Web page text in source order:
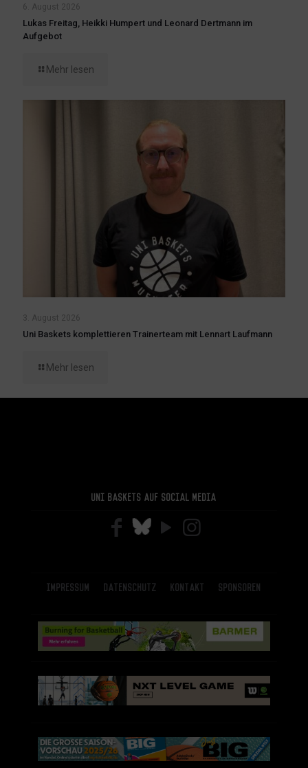
6. August 2026
Lukas Freitag, Heikki Humpert und Leonard Dertmann im
Aufgebot
Mehr lesen
3. August 2026
Uni Baskets komplettieren Trainerteam mit Lennart Laufmann
Mehr lesen
Uni Baskets auf Social Media
Impressum Datenschutz Kontakt Sponsoren